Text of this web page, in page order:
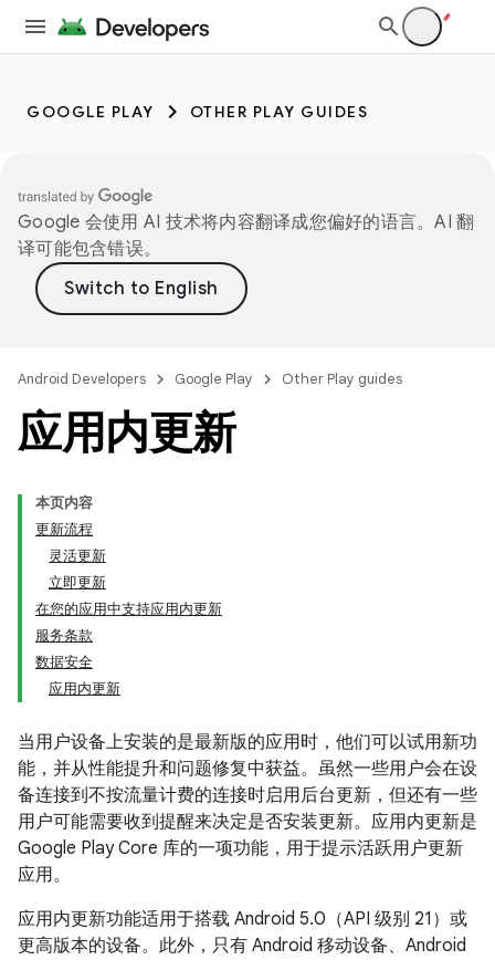
GOOGLE PLAY OTHER PLAY GUIDES
Google 会使用 AI 技术将内容翻译成您偏好的语言。AI 翻
译可能包含错误。
Android Developers Google Play Other Play guides
应用内更新
本页内容
更新流程
灵活更新
立即更新
在您的应用中支持应用内更新
服务条款
数据安全
应用内更新
当用户设备上安装的是最新版的应用时，他们可以试用新功
能，并从性能提升和问题修复中获益。虽然一些用户会在设
备连接到不按流量计费的连接时启用后台更新，但还有一些
用户可能需要收到提醒来决定是否安装更新。应用内更新是
Google Play Core 库的一项功能，用于提示活跃用户更新
应用。
应用内更新功能适用于搭载 Android 5.0（API 级别 21）或
更高版本的设备。此外，只有 Android 移动设备、Android